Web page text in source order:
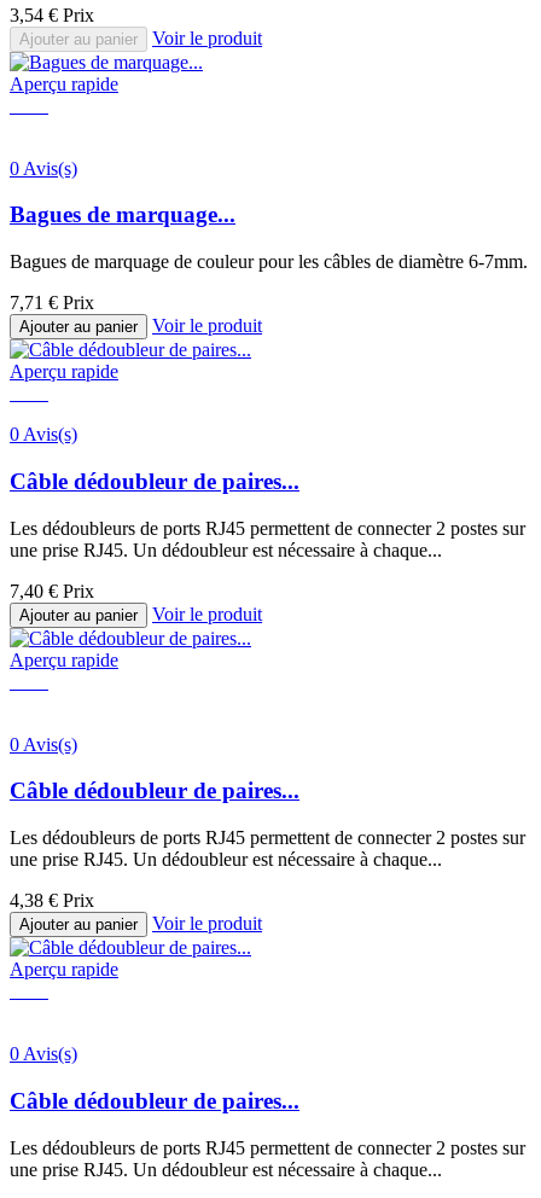
3,54 € Prix
Ajouter au panier Voir le produit
Aperçu rapide
0 Avis(s)
Bagues de marquage...
Bagues de marquage de couleur pour les câbles de diamètre 6-7mm.
7,71 € Prix
Ajouter au panier Voir le produit
Aperçu rapide
0 Avis(s)
Câble dédoubleur de paires...
Les dédoubleurs de ports RJ45 permettent de connecter 2 postes sur
une prise RJ45. Un dédoubleur est nécessaire à chaque...
7,40 € Prix
Ajouter au panier Voir le produit
Aperçu rapide
0 Avis(s)
Câble dédoubleur de paires...
Les dédoubleurs de ports RJ45 permettent de connecter 2 postes sur
une prise RJ45. Un dédoubleur est nécessaire à chaque...
4,38 € Prix
Ajouter au panier Voir le produit
Aperçu rapide
0 Avis(s)
Câble dédoubleur de paires...
Les dédoubleurs de ports RJ45 permettent de connecter 2 postes sur
une prise RJ45. Un dédoubleur est nécessaire à chaque...